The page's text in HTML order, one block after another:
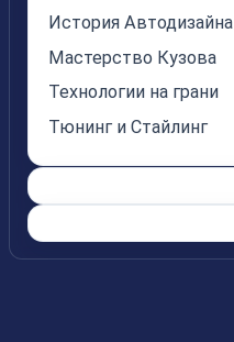
История Автодизайна
Мастерство Кузова
Технологии на грани
Тюнинг и Стайлинг